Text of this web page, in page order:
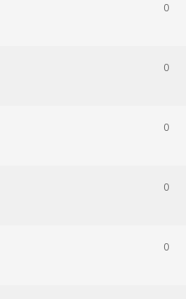
0
0
0
0
0